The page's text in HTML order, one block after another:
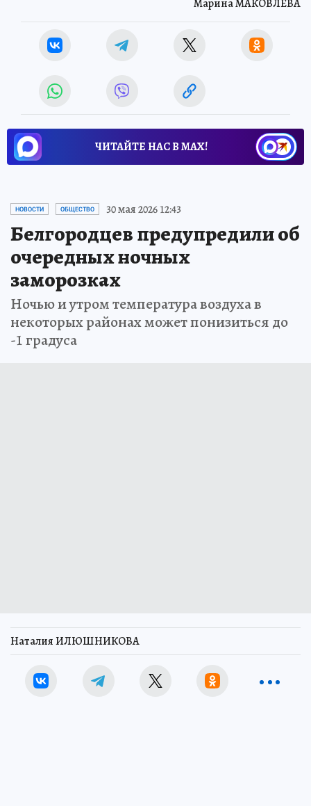
Марина МАКОВЛЕВА
ЧИТАЙТЕ НАС В МАХ!
НОВОСТИ ОБЩЕСТВО 30 мая 2026 12:43
Белгородцев предупредили об
очередных ночных
заморозках
Ночью и утром температура воздуха в
некоторых районах может понизиться до
-1 градуса
Наталия ИЛЮШНИКОВА